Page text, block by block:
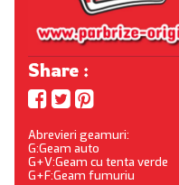
Share :
Abrevieri geamuri:
G:Geam auto
G+V:Geam cu tenta verde
G+F:Geam fumuriu